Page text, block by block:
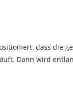
dass die
Dann wird